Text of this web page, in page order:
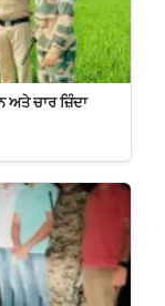
ਚਾਰ ਜ਼ਿੰਦਾ